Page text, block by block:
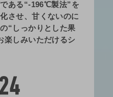
ある“-196℃製法”を
させ、甘くないのに
“しっかりとした果
楽しみいただけるシ